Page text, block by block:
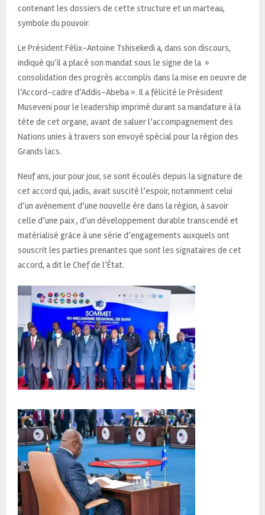
contenant les dossiers de cette structure et un marteau,
symbole du pouvoir.
Le Président Félix-Antoine Tshisekedi a, dans son discours,
indiqué qu’il a placé son mandat sous le signe de la »
consolidation des progrès accomplis dans la mise en oeuvre de
l’Accord-cadre d’Addis-Abeba ». Il a félicité le Président
Museveni pour le leadership imprimé durant sa mandature à la
tête de cet organe, avant de saluer l’accompagnement des
Nations unies à travers son envoyé spécial pour la région des
Grands lacs.
Neuf ans, jour pour jour, se sont écoulés depuis la signature de
cet accord qui, jadis, avait suscité l’espoir, notamment celui
d’un avènement d’une nouvelle ère dans la région, à savoir
celle d’une paix , d’un développement durable transcendé et
matérialisé grâce à une série d’engagements auxquels ont
souscrit les parties prenantes que sont les signataires de cet
accord, a dit le Chef de l’État.